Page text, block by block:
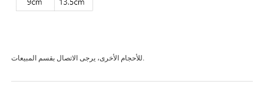
للأحجام الأخرى، يرجى الاتصال بقسم المبيعات.